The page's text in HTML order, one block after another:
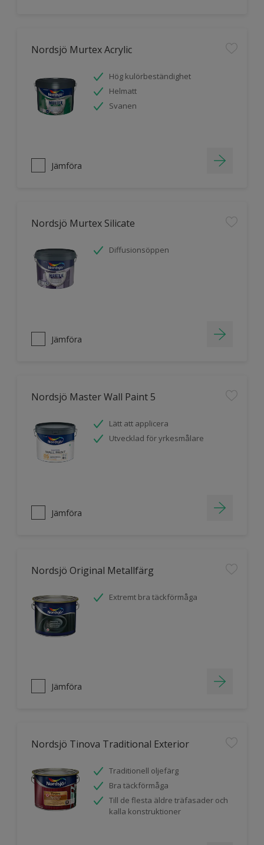
Nordsjö Murtex Acrylic
Hög kulörbeständighet
Helmatt
Svanen
Jämföra
Nordsjö Murtex Silicate
Diffusionsöppen
Jämföra
Nordsjö Master Wall Paint 5
Lätt att applicera
Utvecklad för yrkesmålare
Jämföra
Nordsjö Original Metallfärg
Extremt bra täckförmåga
Jämföra
Nordsjö Tinova Traditional Exterior
Traditionell oljefärg
Bra täckförmåga
Till de flesta äldre träfasader och
kalla konstruktioner